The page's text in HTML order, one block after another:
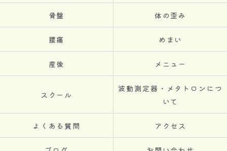
骨盤 体の歪み
腰痛 めまい
産後 メニュー
スクール
波動測定器・メタトロンにつ
いて
よくある質問 アクセス